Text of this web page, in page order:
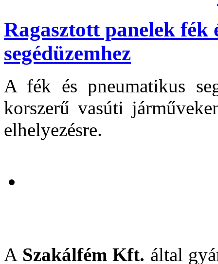
Ragasztott panelek fék
segédüzemhez
A fék és pneumatikus
korszerű vasúti
elhelyezésre.
A Szakálfém Kft. által